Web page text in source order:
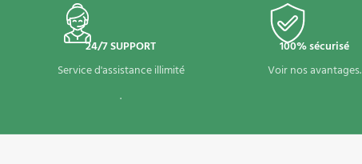
24/7 SUPPORT
Service d'assistance illimité
.
100% sécurisé
Voir nos avantages.